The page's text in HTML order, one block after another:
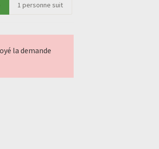
1 personne suit
la demande